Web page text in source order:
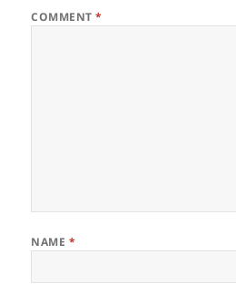
COMMENT*
NAME *